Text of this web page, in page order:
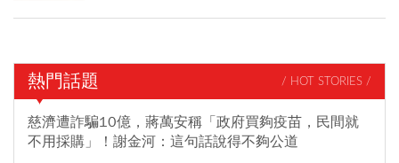
熱門話題 / HOT STORIES /
慈濟遭詐騙10億，蔣萬安稱「政府買夠疫苗，民間就
不用採購」！謝金河：這句話說得不夠公道